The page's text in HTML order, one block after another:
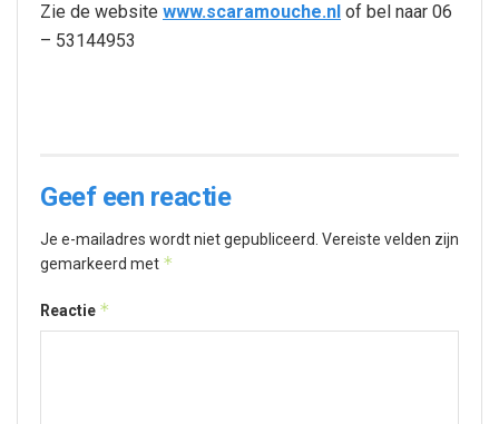
Zie de website www.scaramouche.nl of bel naar 06
– 53144953
Geef een reactie
Je e-mailadres wordt niet gepubliceerd. Vereiste velden zijn
gemarkeerd met *
Reactie *